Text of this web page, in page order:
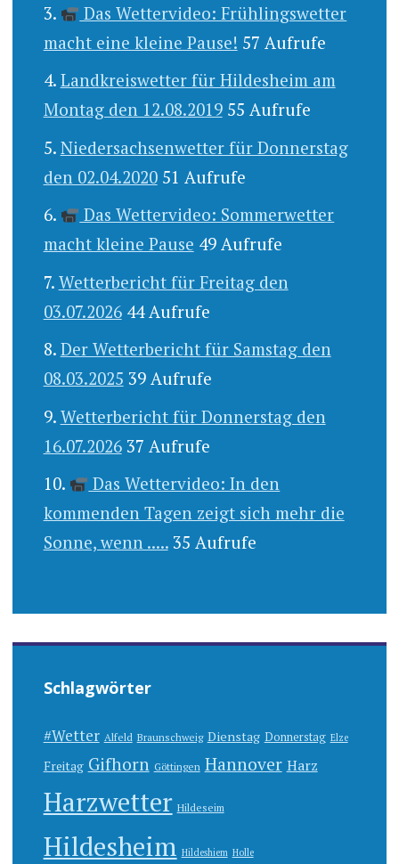
Das Wettervideo: Frühlingswetter
macht eine kleine Pause! 57 Aufrufe
Landkreiswetter für Hildesheim am
Montag den 12.08.2019 55 Aufrufe
Niedersachsenwetter für Donnerstag
den 02.04.2020 51 Aufrufe
Das Wettervideo: Sommerwetter
macht kleine Pause 49 Aufrufe
Wetterbericht für Freitag den
03.07.2026 44 Aufrufe
Der Wetterbericht für Samstag den
08.03.2025 39 Aufrufe
Wetterbericht für Donnerstag den
16.07.2026 37 Aufrufe
Das Wettervideo: In den
kommenden Tagen zeigt sich mehr die
Sonne, wenn ..... 35 Aufrufe
Schlagwörter
#Wetter Alfeld Braunschweig Dienstag Donnerstag Elze
Freitag Gifhorn Göttingen Hannover Harz
Harzwetter Hildeseim
Hildesheim Hildeshiem Holle